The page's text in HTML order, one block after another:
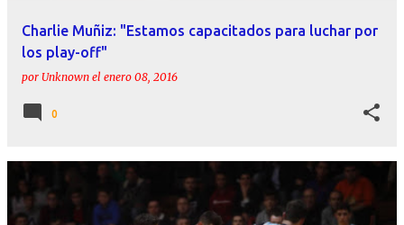
Charlie Muñiz: "Estamos capacitados para luchar por
los play-off"
por Unknown el enero 08, 2016
0